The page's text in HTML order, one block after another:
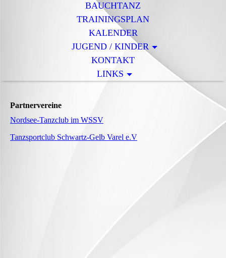
BAUCHTANZ
TRAININGSPLAN
KALENDER
JUGEND / KINDER
KONTAKT
LINKS
Partnervereine
Nordsee-Tanzclub im WSSV
Tanzsportclub Schwartz-Gelb Varel e.V